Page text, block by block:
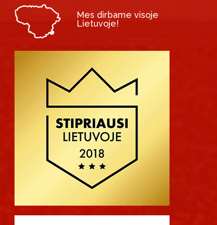
Mes dirbame visoje
Lietuvoje!